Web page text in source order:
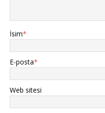
İsim*
E-posta*
Web sitesi